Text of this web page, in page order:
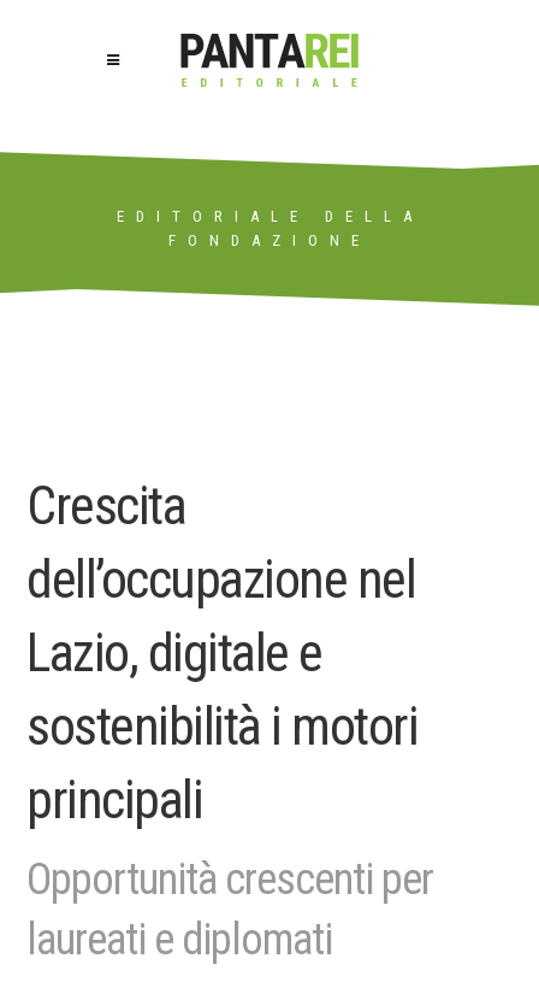
EDITORIALE DELLA
FONDAZIONE
Crescita
dell’occupazione nel
Lazio, digitale e
sostenibilità i motori
principali
Opportunità crescenti per
laureati e diplomati